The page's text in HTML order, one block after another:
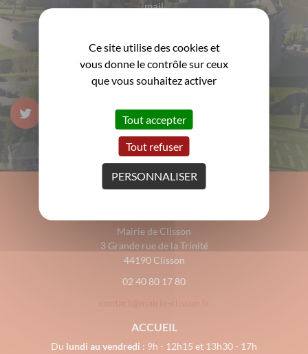
mail
M'INSCRIRE!
Mairie de Clisson
3 Grande rue de la Trinité
44190 Clisson
02 40 80 17 80
ACCUEIL
Du lundi au vendredi : 9h - 12h15 et 13h30 - 17h
Ce site utilise des cookies et
vous donne le contrôle sur ceux
que vous souhaitez activer
Tout accepter
Tout refuser
PERSONNALISER